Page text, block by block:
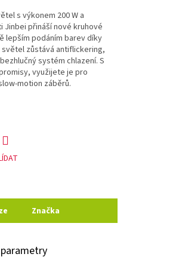
s výkonem 200 W a
přináší nové kruhové
lepším podáním barev díky
světel zůstává antiflickering,
systém chlazení. S
využijete je pro
motion záběrů.
Značka